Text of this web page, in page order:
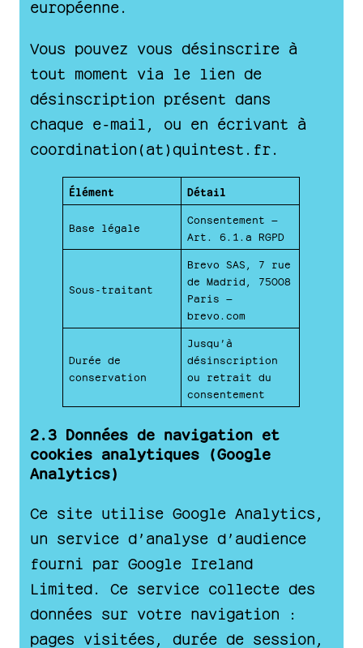
européenne.
Vous pouvez vous désinscrire à
tout moment via le lien de
désinscription présent dans
chaque e-mail, ou en écrivant à
coordination(at)quintest.fr.
Élément Détail
Base légale
Consentement —
Art. 6.1.a RGPD
Sous-traitant
Brevo SAS, 7 rue
de Madrid, 75008
Paris —
brevo.com
Durée de
conservation
Jusqu’à
désinscription
ou retrait du
consentement
2.3 Données de navigation et
cookies analytiques (Google
Analytics)
Ce site utilise Google Analytics,
un service d’analyse d’audience
fourni par Google Ireland
Limited. Ce service collecte des
données sur votre navigation :
pages visitées, durée de session,